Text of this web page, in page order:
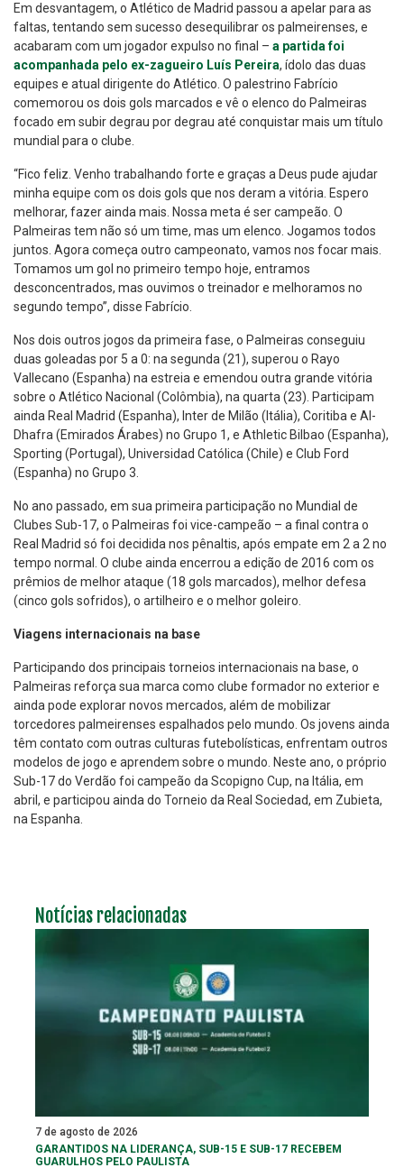
Em desvantagem, o Atlético de Madrid passou a apelar para as
faltas, tentando sem sucesso desequilibrar os palmeirenses, e
acabaram com um jogador expulso no final – a partida foi
acompanhada pelo ex-zagueiro Luís Pereira, ídolo das duas
equipes e atual dirigente do Atlético. O palestrino Fabrício
comemorou os dois gols marcados e vê o elenco do Palmeiras
focado em subir degrau por degrau até conquistar mais um título
mundial para o clube.
“Fico feliz. Venho trabalhando forte e graças a Deus pude ajudar
minha equipe com os dois gols que nos deram a vitória. Espero
melhorar, fazer ainda mais. Nossa meta é ser campeão. O
Palmeiras tem não só um time, mas um elenco. Jogamos todos
juntos. Agora começa outro campeonato, vamos nos focar mais.
Tomamos um gol no primeiro tempo hoje, entramos
desconcentrados, mas ouvimos o treinador e melhoramos no
segundo tempo”, disse Fabrício.
Nos dois outros jogos da primeira fase, o Palmeiras conseguiu
duas goleadas por 5 a 0: na segunda (21), superou o Rayo
Vallecano (Espanha) na estreia e emendou outra grande vitória
sobre o Atlético Nacional (Colômbia), na quarta (23). Participam
ainda Real Madrid (Espanha), Inter de Milão (Itália), Coritiba e Al-
Dhafra (Emirados Árabes) no Grupo 1, e Athletic Bilbao (Espanha),
Sporting (Portugal), Universidad Católica (Chile) e Club Ford
(Espanha) no Grupo 3.
No ano passado, em sua primeira participação no Mundial de
Clubes Sub-17, o Palmeiras foi vice-campeão – a final contra o
Real Madrid só foi decidida nos pênaltis, após empate em 2 a 2 no
tempo normal. O clube ainda encerrou a edição de 2016 com os
prêmios de melhor ataque (18 gols marcados), melhor defesa
(cinco gols sofridos), o artilheiro e o melhor goleiro.
Viagens internacionais na base
Participando dos principais torneios internacionais na base, o
Palmeiras reforça sua marca como clube formador no exterior e
ainda pode explorar novos mercados, além de mobilizar
torcedores palmeirenses espalhados pelo mundo. Os jovens ainda
têm contato com outras culturas futebolísticas, enfrentam outros
modelos de jogo e aprendem sobre o mundo. Neste ano, o próprio
Sub-17 do Verdão foi campeão da Scopigno Cup, na Itália, em
abril, e participou ainda do Torneio da Real Sociedad, em Zubieta,
na Espanha.
Notícias relacionadas
7 de agosto de 2026
GARANTIDOS NA LIDERANÇA, SUB-15 E SUB-17 RECEBEM
GUARULHOS PELO PAULISTA